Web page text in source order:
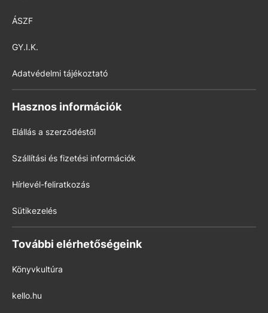
ÁSZF
GY.I.K.
Adatvédelmi tájékoztató
Hasznos információk
Elállás a szerződéstől
Szállítási és fizetési információk
Hírlevél-feliratkozás
Sütikezelés
További elérhetőségeink
Könyvkultúra
kello.hu